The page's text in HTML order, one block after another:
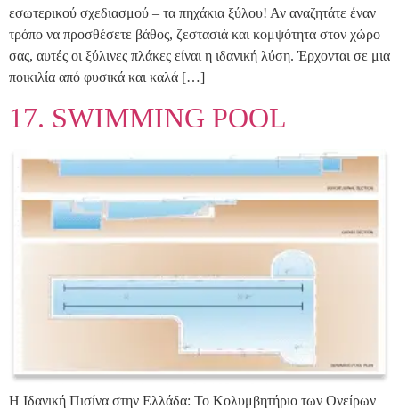
εσωτερικού σχεδιασμού – τα πηχάκια ξύλου! Αν αναζητάτε έναν
τρόπο να προσθέσετε βάθος, ζεστασιά και κομψότητα στον χώρο
σας, αυτές οι ξύλινες πλάκες είναι η ιδανική λύση. Έρχονται σε μια
ποικιλία από φυσικά και καλά […]
17. SWIMMING POOL
Η Ιδανική Πισίνα στην Ελλάδα: Το Κολυμβητήριο των Ονείρων